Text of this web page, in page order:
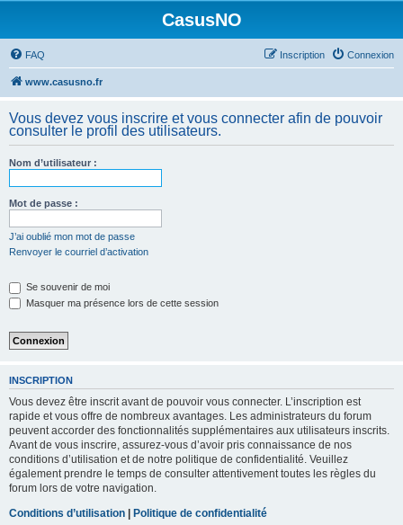
CasusNO
FAQ Connexion
Inscription
www.casusno.fr
Vous devez vous inscrire et vous connecter afin de pouvoir
consulter le profil des utilisateurs.
Nom d’utilisateur :
Mot de passe :
J’ai oublié mon mot de passe
Renvoyer le courriel d’activation
Se souvenir de moi
Masquer ma présence lors de cette session
INSCRIPTION
Vous devez être inscrit avant de pouvoir vous connecter. L’inscription est
rapide et vous offre de nombreux avantages. Les administrateurs du forum
peuvent accorder des fonctionnalités supplémentaires aux utilisateurs inscrits.
Avant de vous inscrire, assurez-vous d’avoir pris connaissance de nos
conditions d’utilisation et de notre politique de confidentialité. Veuillez
également prendre le temps de consulter attentivement toutes les règles du
forum lors de votre navigation.
Conditions d’utilisation | Politique de confidentialité